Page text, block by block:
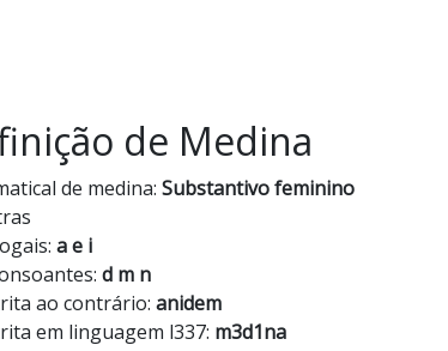
de Medina
de medina: Substantivo feminino
a e i
d m n
ao contrário: anidem
em linguagem l337: m3d1na